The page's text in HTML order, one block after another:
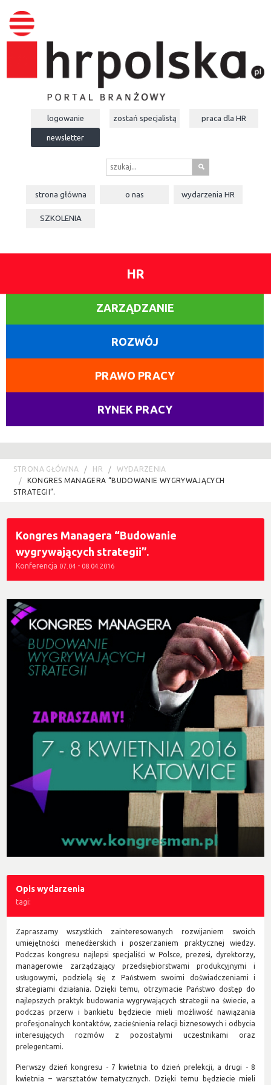
logowanie zostań specjalistą praca dla HR
newsletter
s
strona główna o nas wydarzeniaHR
SZKOLENIA
HR
ZARZĄDZANIE
ROZWÓJ
PRAWO PRACY
RYNEK PRACY
STRONA GŁÓWNA HR
WYDARZENIA
KONGRES MANAGERA “BUDOWANIE WYGRYWAJĄCYCH
STRATEGII”.
Kongres Managera “Budowanie
wygrywających strategii”.
Konferencja 07.04 - 08.04.2016
Opis wydarzenia
tagi:
Zapraszamy wszystkich zainteresowanych rozwijaniem swoich
umiejętności menedżerskich i poszerzaniem praktycznej wiedzy.
Podczas kongresu najlepsi specjaliści w Polsce, prezesi, dyrektorzy,
managerowie zarządzający przedsiębiorstwami produkcyjnymi i
usługowymi, podzielą się z Państwem swoimi doświadczeniami i
strategiami działania. Dzięki temu, otrzymacie Państwo dostęp do
najlepszych praktyk budowania wygrywających strategii na świecie, a
podczas przerw i bankietu będziecie mieli możliwość nawiązania
profesjonalnych kontaktów, zacieśnienia relacji biznesowych i odbycia
interesujących rozmów z pozostałymi uczestnikami oraz
prelegentami.
Pierwszy dzień kongresu - 7 kwietnia to dzień prelekcji, a drugi - 8
kwietnia – warsztatów tematycznych. Dzięki temu będziecie mieli